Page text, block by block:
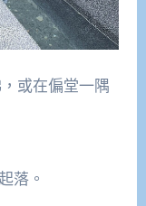
或在偏堂一隅
落。